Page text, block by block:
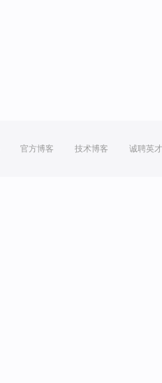
官方博客 技术博客 诚聘英才